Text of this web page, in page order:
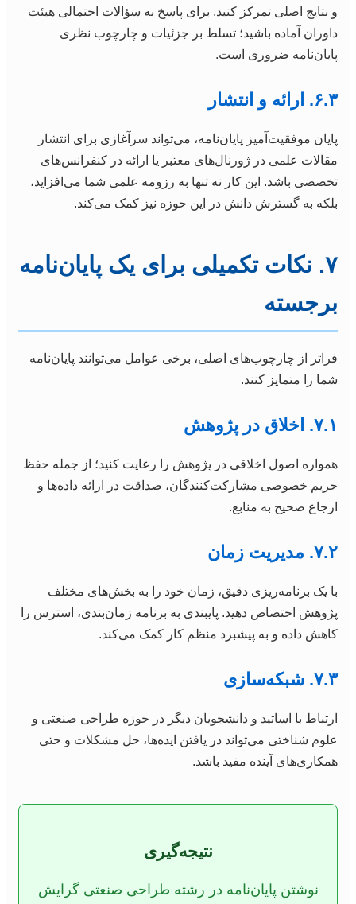
و نتایج اصلی تمرکز کنید. برای پاسخ به سؤالات احتمالی هیئت
داوران آماده باشید؛ تسلط بر جزئیات و چارچوب نظری
پایان‌نامه ضروری است.
۶.۳. ارائه و انتشار
پایان موفقیت‌آمیز پایان‌نامه، می‌تواند سرآغازی برای انتشار
مقالات علمی در ژورنال‌های معتبر یا ارائه در کنفرانس‌های
تخصصی باشد. این کار نه تنها به رزومه علمی شما می‌افزاید،
بلکه به گسترش دانش در این حوزه نیز کمک می‌کند.
۷. نکات تکمیلی برای یک پایان‌نامه
برجسته
فراتر از چارچوب‌های اصلی، برخی عوامل می‌توانند پایان‌نامه
شما را متمایز کنند.
۷.۱. اخلاق در پژوهش
همواره اصول اخلاقی در پژوهش را رعایت کنید؛ از جمله حفظ
حریم خصوصی مشارکت‌کنندگان، صداقت در ارائه داده‌ها و
ارجاع صحیح به منابع.
۷.۲. مدیریت زمان
با یک برنامه‌ریزی دقیق، زمان خود را به بخش‌های مختلف
پژوهش اختصاص دهید. پایبندی به برنامه زمان‌بندی، استرس را
کاهش داده و به پیشبرد منظم کار کمک می‌کند.
۷.۳. شبکه‌سازی
ارتباط با اساتید و دانشجویان دیگر در حوزه طراحی صنعتی و
علوم شناختی می‌تواند در یافتن ایده‌ها، حل مشکلات و حتی
همکاری‌های آینده مفید باشد.
نتیجه‌گیری
نوشتن پایان‌نامه در رشته طراحی صنعتی گرایش